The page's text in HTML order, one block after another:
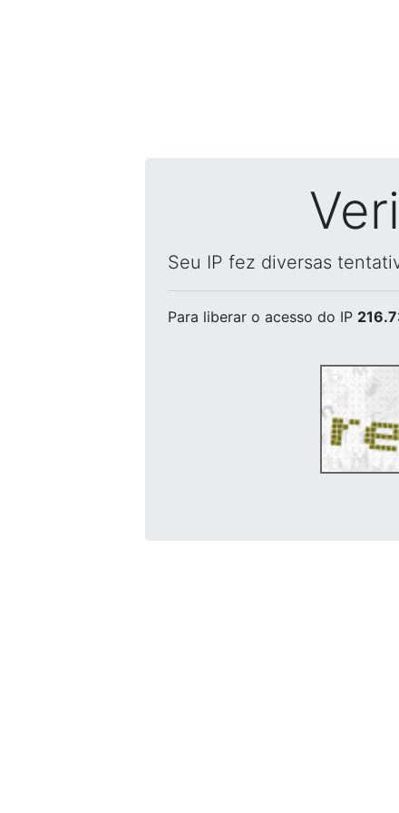
Seu IP fez diversas
Para liberar o acesso do IP